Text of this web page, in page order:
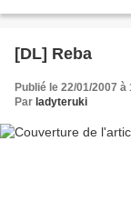
[DL] Reba
Publié le 22/01/2007 à
Par ladyteruki